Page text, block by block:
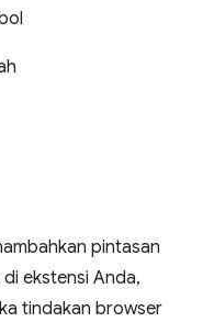
pintasan
ekstensi Anda,
tindakan browser